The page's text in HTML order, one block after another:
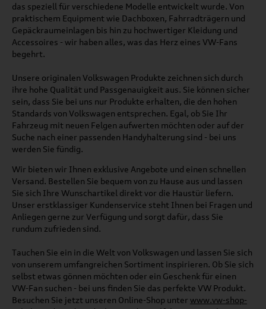
das speziell für verschiedene Modelle entwickelt wurde. Von
praktischem Equipment wie Dachboxen, Fahrradträgern und
Gepäckraumeinlagen bis hin zu hochwertiger Kleidung und
Accessoires - wir haben alles, was das Herz eines VW-Fans
begehrt.
Unsere originalen Volkswagen Produkte zeichnen sich durch
ihre hohe Qualität und Passgenauigkeit aus. Sie können sicher
sein, dass Sie bei uns nur Produkte erhalten, die den hohen
Standards von Volkswagen entsprechen. Egal, ob Sie Ihr
Fahrzeug mit neuen Felgen aufwerten möchten oder auf der
Suche nach einer passenden Handyhalterung sind - bei uns
werden Sie fündig.
Wir bieten wir Ihnen exklusive Angebote und einen schnellen
Versand. Bestellen Sie bequem von zu Hause aus und lassen
Sie sich Ihre Wunschartikel direkt vor die Haustür liefern.
Unser erstklassiger Kundenservice steht Ihnen bei Fragen und
Anliegen gerne zur Verfügung und sorgt dafür, dass Sie
rundum zufrieden sind.
Tauchen Sie ein in die Welt von Volkswagen und lassen Sie sich
von unserem umfangreichen Sortiment inspirieren. Ob Sie sich
selbst etwas gönnen möchten oder ein Geschenk für einen
VW-Fan suchen - bei uns finden Sie das perfekte VW Produkt.
Besuchen Sie jetzt unseren Online-Shop unter www.vw-shop-